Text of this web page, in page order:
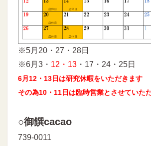
※5月20・27・28日
※6月3・ 12・13 ・17・24・25日
6月12・13日は研究休暇をいただきます
その為10・11日は臨時営業とさせていただ
○御饌cacao
739-0011